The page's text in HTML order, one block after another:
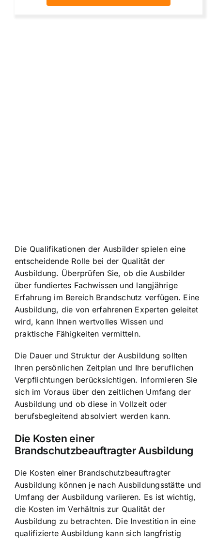
Die Qualifikationen der Ausbilder spielen eine
entscheidende Rolle bei der Qualität der
Ausbildung. Überprüfen Sie, ob die Ausbilder
über fundiertes Fachwissen und langjährige
Erfahrung im Bereich Brandschutz verfügen. Eine
Ausbildung, die von erfahrenen Experten geleitet
wird, kann Ihnen wertvolles Wissen und
praktische Fähigkeiten vermitteln.
Die Dauer und Struktur der Ausbildung sollten
Ihren persönlichen Zeitplan und Ihre beruflichen
Verpflichtungen berücksichtigen. Informieren Sie
sich im Voraus über den zeitlichen Umfang der
Ausbildung und ob diese in Vollzeit oder
berufsbegleitend absolviert werden kann.
Die Kosten einer
Brandschutzbeauftragter Ausbildung
Die Kosten einer Brandschutzbeauftragter
Ausbildung können je nach Ausbildungsstätte und
Umfang der Ausbildung variieren. Es ist wichtig,
die Kosten im Verhältnis zur Qualität der
Ausbildung zu betrachten. Die Investition in eine
qualifizierte Ausbildung kann sich langfristig